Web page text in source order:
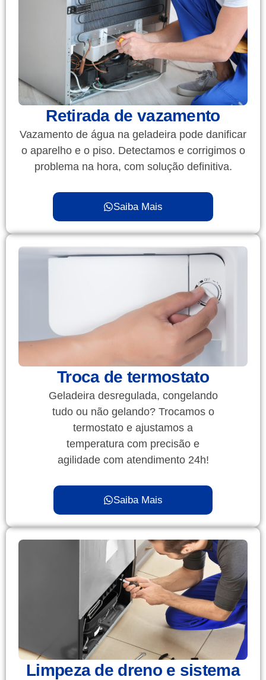
Retirada de vazamento
Vazamento de água na geladeira pode danificar
o aparelho e o piso. Detectamos e corrigimos o
problema na hora, com solução definitiva.
Saiba Mais
Troca de termostato
Geladeira desregulada, congelando
tudo ou não gelando? Trocamos o
termostato e ajustamos a
temperatura com precisão e
agilidade com atendimento 24h!
Saiba Mais
Limpeza de dreno e sistema